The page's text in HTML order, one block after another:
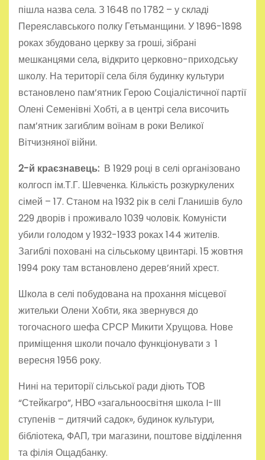
пішла назва села. З 1648 по 1782 – у складі
Переяславського полку Гетьманщини. У 1896-1898
роках збудовано церкву за гроші, зібрані
мешканцями села, відкрито церковно-приходську
школу. На території села біля будинку культури
встановлено пам’ятник Герою Соціалістичної партії
Олені Семенівні Хобті, а в центрі села височить
пам’ятник загиблим воїнам в роки Великої
Вітчизняної війни.
2-й краєзнавець: В 1929 році в селі організовано
колгосп ім.Т.Г. Шевченка. Кількість розкуркулених
сімей – 17. Станом на 1932 рік в селі Гланишів було
229 дворів і проживало 1039 чоловік. Комуністи
убили голодом у 1932-1933 роках 144 жителів.
Загиблі поховані на сільському цвинтарі. 15 жовтня
1994 року там встановлено дерев’яний хрест.
Школа в селі побудована на прохання місцевої
жительки Олени Хобти, яка звернувся до
тогочасного шефа СРСР Микити Хрущова. Нове
приміщення школи почало функціонувати з 1
вересня 1956 року.
Нині на території сільської ради діють ТОВ
“Стейкагро”, НВО «загальноосвітня школа I-III
ступенів – дитячий садок», будинок культури,
бібліотека, ФАП, три магазини, поштове відділення
та філія Ощадбанку.